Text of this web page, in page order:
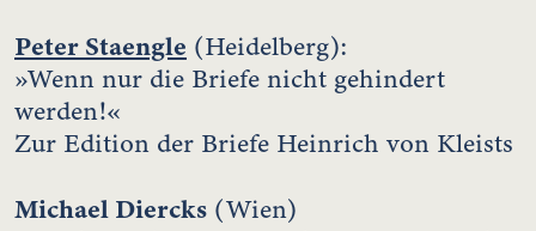
Peter Staengle (Heidelberg):
»Wenn nur die Briefe nicht gehindert
werden!«
Zur Edition der Briefe Heinrich von Kleists
Michael Diercks (Wien)